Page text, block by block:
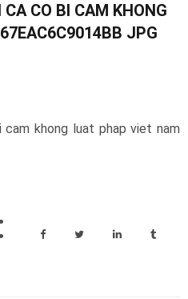
CO BI CAM KHONG
JPG
khong luat phap viet nam